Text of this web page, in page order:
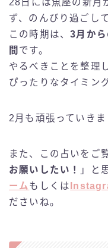
ず、のんびり過ごし
この時期は、3月か
間 です。
やるべきことを整理
ぴったりなタイミン
2月も頑張っていきま
また、この占いをご
お願いしたい！
」と
ーム もしくは
ださいね。